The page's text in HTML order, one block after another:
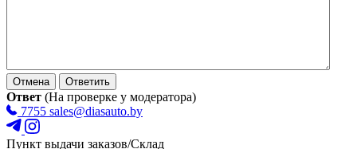
Ответ (На проверке у модератора)
7755 sales@diasauto.by
Пункт выдачи заказов/Склад